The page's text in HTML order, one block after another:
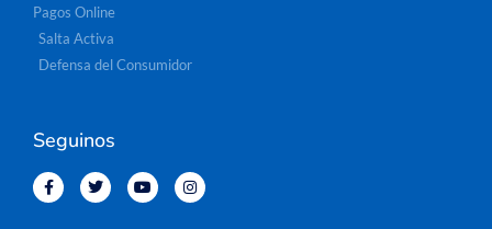
Pagos Online
Salta Activa
Defensa del Consumidor
Seguinos